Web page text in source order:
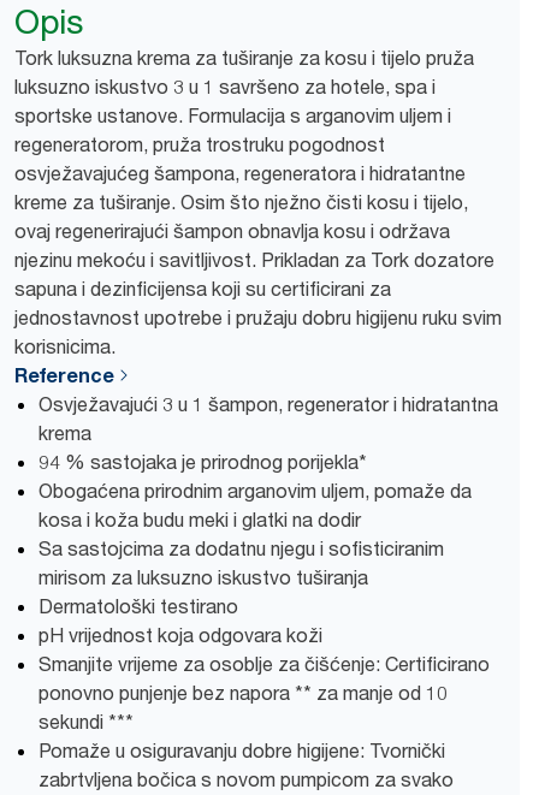
Opis
Tork luksuzna krema za tuširanje za kosu i tijelo pruža
luksuzno iskustvo 3 u 1 savršeno za hotele, spa i
sportske ustanove. Formulacija s arganovim uljem i
regeneratorom, pruža trostruku pogodnost
osvježavajućeg šampona, regeneratora i hidratantne
kreme za tuširanje. Osim što nježno čisti kosu i tijelo,
ovaj regenerirajući šampon obnavlja kosu i održava
njezinu mekoću i savitljivost. Prikladan za Tork dozatore
sapuna i dezinficijensa koji su certificirani za
jednostavnost upotrebe i pružaju dobru higijenu ruku svim
korisnicima.
Reference
Osvježavajući 3 u 1 šampon, regenerator i hidratantna
krema
94 % sastojaka je prirodnog porijekla*
Obogaćena prirodnim arganovim uljem, pomaže da
kosa i koža budu meki i glatki na dodir
Sa sastojcima za dodatnu njegu i sofisticiranim
mirisom za luksuzno iskustvo tuširanja
Dermatološki testirano
pH vrijednost koja odgovara koži
Smanjite vrijeme za osoblje za čišćenje: Certificirano
ponovno punjenje bez napora ** za manje od 10
sekundi ***
Pomaže u osiguravanju dobre higijene: Tvornički
zabrtvljena bočica s novom pumpicom za svako